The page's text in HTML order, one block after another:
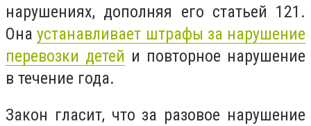
нарушениях, дополняя его статьей 121.
Онаустанавливает штрафы за нарушение
перевозки детей и повторное нарушение
в течение года.
Закон гласит, что за разовое нарушение